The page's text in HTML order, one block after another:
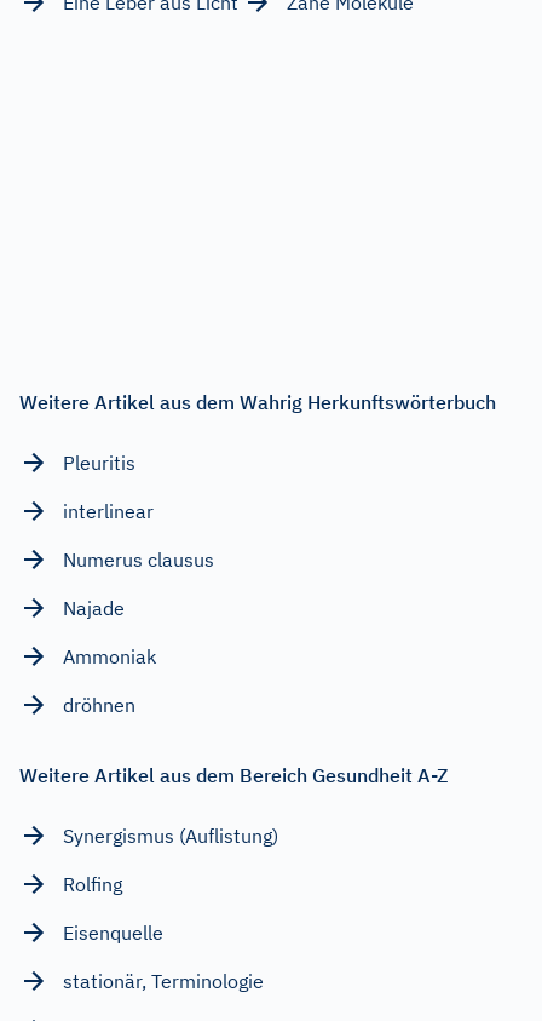
Weitere Artikel aus dem Wahrig Herkunftswörterbuch
Pleuritis
interlinear
Numerus clausus
Najade
Ammoniak
dröhnen
Weitere Artikel aus dem Bereich Gesundheit A-Z
Synergismus (Auflistung)
Rolfing
Eisenquelle
stationär, Terminologie